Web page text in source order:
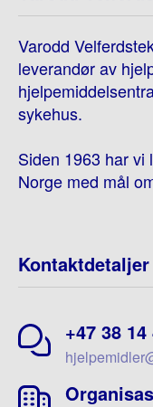
Varodd
leverandør av
sykehus.
Siden 1963 har vi
Norge med mål
Kontaktdetaljer
+47 38 14